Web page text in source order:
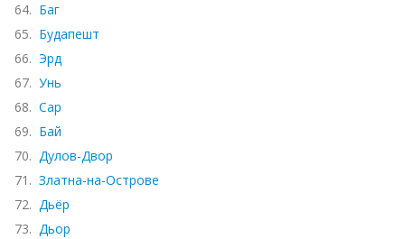
64. Баг
65. Будапешт
66. Эрд
67. Унь
68. Сар
69. Бай
70. Дулов-Двор
71. Златна-на-Острове
72. Дьёр
73. Дьор